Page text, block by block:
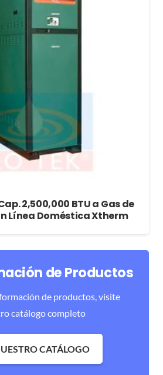
2,500,000 BTU a Gas de
Línea Doméstica Xtherm
de Productos
de productos, visite
catálogo completo
CATÁLOGO